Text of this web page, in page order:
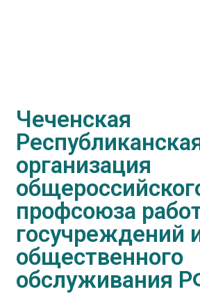
Чеченская
организация
профсоюза
госучреждений
общественного
обслуживания